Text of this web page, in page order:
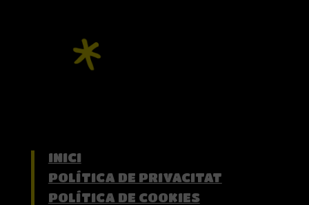
INICI
POLÍTICA DE PRIVACITAT
POLÍTICA DE COOKIES